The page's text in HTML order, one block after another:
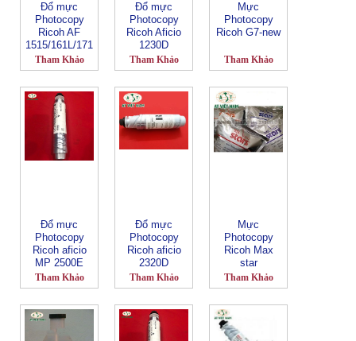
Đổ mực
Photocopy
Ricoh AF
1515/161L/171
L-Ricoh 1270D
Tham Khảo
Đổ mực
Photocopy
Ricoh Aficio
1230D
Tham Khảo
Mực
Photocopy
Ricoh G7-new
Tham Khảo
Đổ mực
Photocopy
Ricoh aficio
MP 2500E
Tham Khảo
Đổ mực
Photocopy
Ricoh aficio
2320D
Tham Khảo
Mực
Photocopy
Ricoh Max
star
Tham Khảo